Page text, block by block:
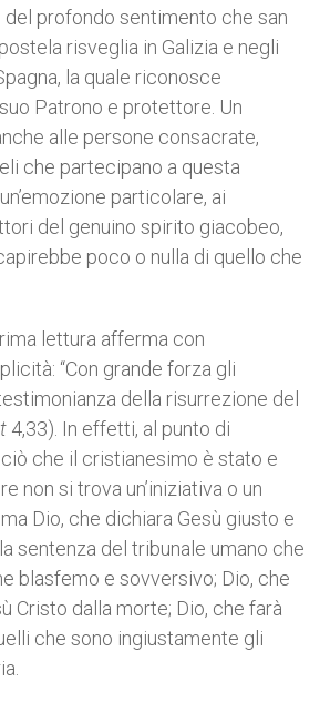
profondo sentimento che san
risveglia in Galizia e negli
la quale riconosce
Patrono e protettore. Un
alle persone consacrate,
che partecipano a questa
particolare, ai
del genuino spirito giacobeo,
poco o nulla di quello che
lettura afferma con
“Con grande forza gli
della risurrezione del
4,33). In effetti, al punto di
che il cristianesimo è stato e
non si trova un’iniziativa o un
Dio, che dichiara Gesù giusto e
sentenza del tribunale umano che
blasfemo e sovversivo; Dio, che
Cristo dalla morte; Dio, che farà
che sono ingiustamente gli